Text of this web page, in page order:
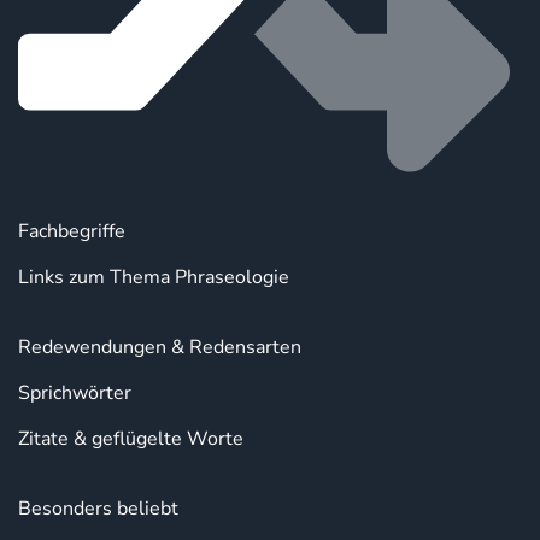
Fachbegriffe
Links zum Thema Phraseologie
Redewendungen & Redensarten
Sprichwörter
Zitate & geflügelte Worte
Besonders beliebt